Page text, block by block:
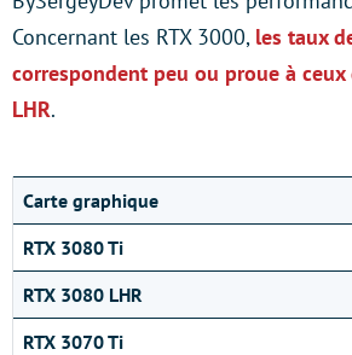
Concernant les RTX 3000, les taux
correspondent peu ou proue à ceux
LHR.
Carte graphique
RTX 3080 Ti
RTX 3080 LHR
RTX 3070 Ti